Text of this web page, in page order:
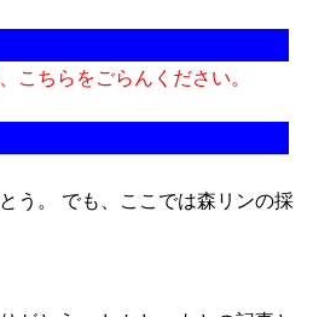
こちらをごらんください。
う。 でも、ここでは森リンの採